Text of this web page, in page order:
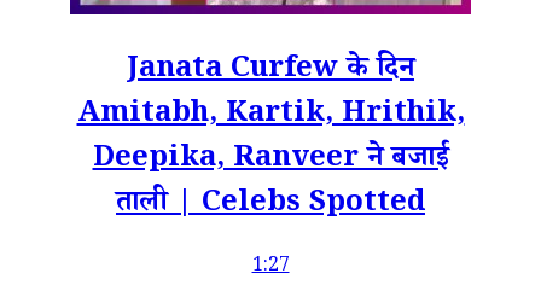
Janata Curfew के दिन
Amitabh, Kartik, Hrithik,
Deepika, Ranveer ने बजाई
ताली | Celebs Spotted
1:27